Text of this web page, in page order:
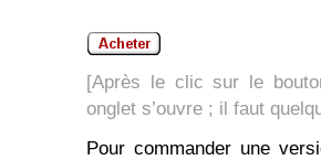
[Après le clic sur le
onglet s’ouvre ; il faut
Pour commander une